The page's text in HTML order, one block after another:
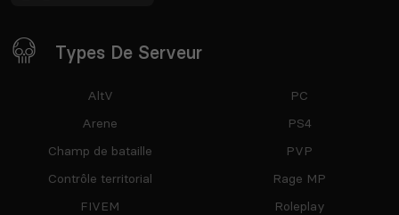
Types De Serveur
AltV
Arene
Champ de bataille
Contrôle territorial
FIVEM
PC
PS4
PVP
Rage MP
Roleplay